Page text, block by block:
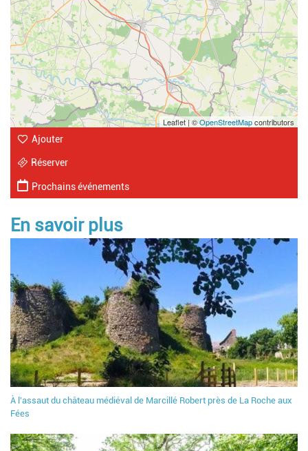
Leaflet | ©OpenStreetMapcontributors
Ajouter
Réserver
Prochains événements
En savoir plus
À l'assaut du château médiéval de Marcillé Robert près de La Roche aux
Fées